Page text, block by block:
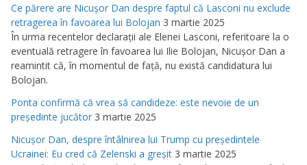
Ce părere are Nicuşor Dan despre faptul că Lasconi nu exclude
retragerea în favoarea lui Bolojan 3 martie 2025
În urma recentelor declaraţii ale Elenei Lasconi, referitoare la o
eventuală retragere în favoarea lui Ilie Bolojan, Nicuşor Dan a
reamintit că, în momentul de faţă, nu există candidatura lui
Bolojan.
Ponta confirmă că vrea să candideze: este nevoie de un
preşedinte jucător 3 martie 2025
Nicuşor Dan, despre întâlnirea lui Trump cu preşedintele
Ucrainei: Eu cred că Zelenski a greşit 3 martie 2025